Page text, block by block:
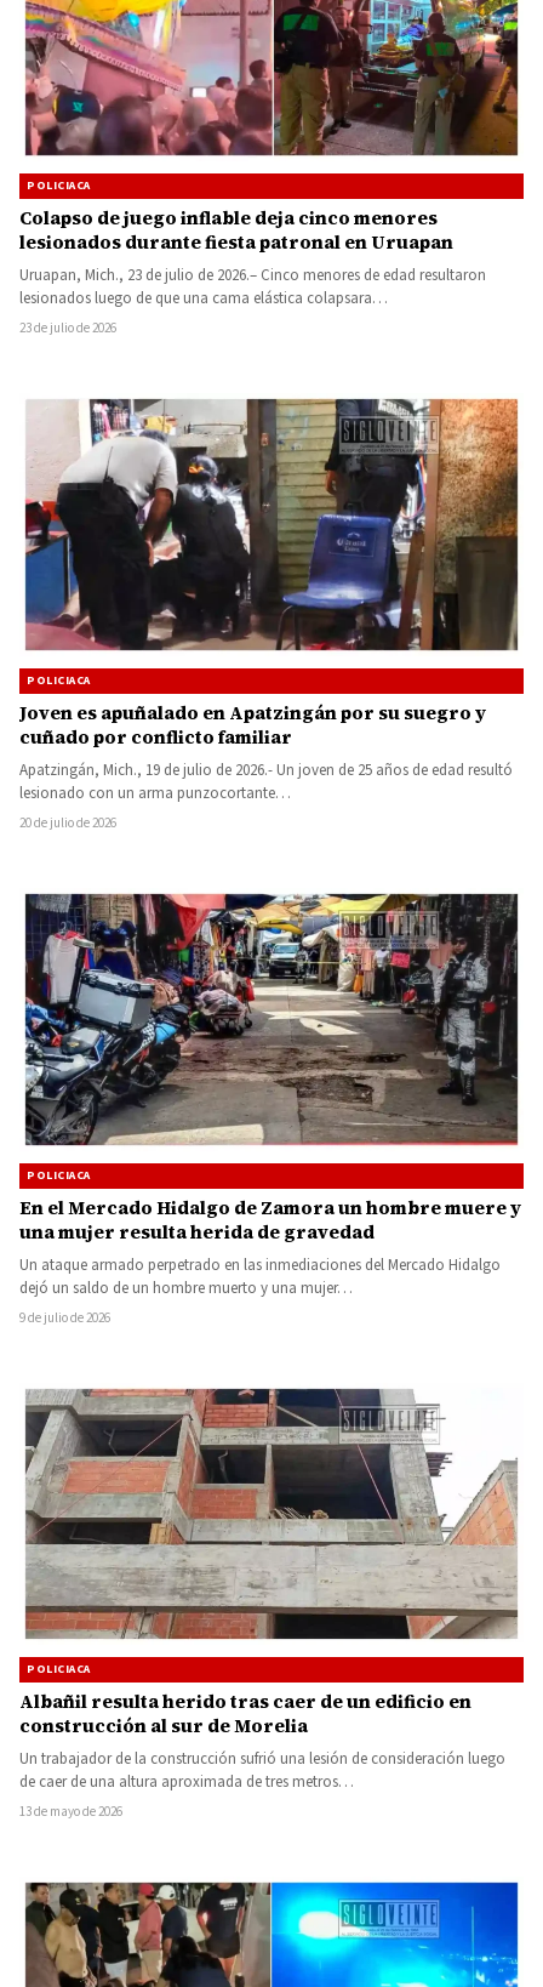
POLICIACA
Colapso de juego inflable deja cinco menores
lesionados durante fiesta patronal en Uruapan
Uruapan, Mich., 23 de julio de 2026.– Cinco menores de edad resultaron
lesionados luego de que una cama elástica colapsara…
23 de julio de 2026
POLICIACA
Joven es apuñalado en Apatzingán por su suegro y
cuñado por conflicto familiar
Apatzingán, Mich., 19 de julio de 2026.- Un joven de 25 años de edad resultó
lesionado con un arma punzocortante…
20 de julio de 2026
POLICIACA
En el Mercado Hidalgo de Zamora un hombre muere y
una mujer resulta herida de gravedad
Un ataque armado perpetrado en las inmediaciones del Mercado Hidalgo
dejó un saldo de un hombre muerto y una mujer…
9 de julio de 2026
POLICIACA
Albañil resulta herido tras caer de un edificio en
construcción al sur de Morelia
Un trabajador de la construcción sufrió una lesión de consideración luego
de caer de una altura aproximada de tres metros…
13 de mayo de 2026